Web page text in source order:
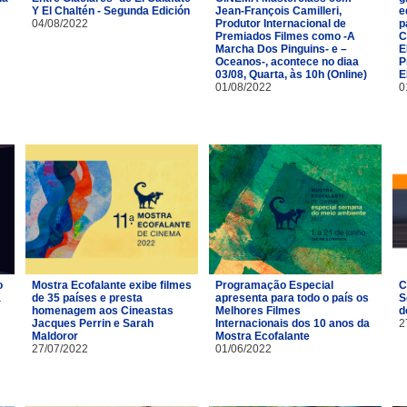
Y El Chaltén - Segunda Edición
04/08/2022
Jean-François Camilleri,
Produtor Internacional de
Premiados Filmes como -A
Marcha Dos Pinguins- e –
Oceanos-, acontece no diaa
03/08, Quarta, às 10h (Online)
01/08/2022
Mostra Ecofalante exibe filmes
de 35 países e presta
homenagem aos Cineastas
Jacques Perrin e Sarah
Maldoror
27/07/2022
Programação Especial
apresenta para todo o país os
Melhores Filmes
Internacionais dos 10 anos da
Mostra Ecofalante
01/06/2022